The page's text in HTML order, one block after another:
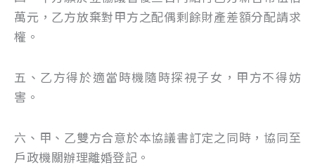
萬元，乙方放棄對甲方之配偶剩餘財產差額分配請求
權。
五、乙方得於適當時機隨時探視子女，甲方不得妨
害。
六、甲、乙雙方合意於本協議書訂定之同時，協同至
戶政機關辦理離婚登記。